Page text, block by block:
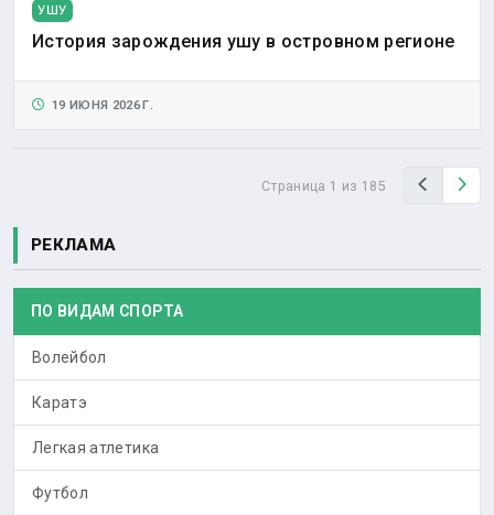
УШУ
История зарождения ушу в островном регионе
19 ИЮНЯ 2026 Г.
Страница 1 из 185 Назад
РЕКЛАМА
ПО ВИДАМ СПОРТА
Волейбол
Каратэ
Легкая атлетика
Футбол